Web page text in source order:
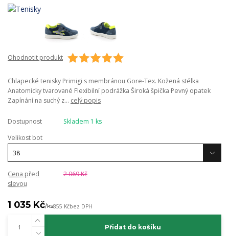
Ohodnotit produkt
Chlapecké tenisky Primigi s membránou Gore-Tex. Kožená stélka
Anatomicky tvarované Flexibilní podrážka Široká špička Pevný opatek
Zapínání na suchý z... celý popis
Dostupnost
Skladem 1 ks
Velikost bot
Cena před
slevou
2 069 Kč
1 035 Kč/ks855 Kčbez DPH
Přidat do košíku